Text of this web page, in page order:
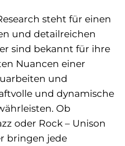
steht für einen
und detailreichen
sind bekannt für ihre
Nuancen einer
und
und dynamische
Ob
oder Rock – Unison
bringen jede